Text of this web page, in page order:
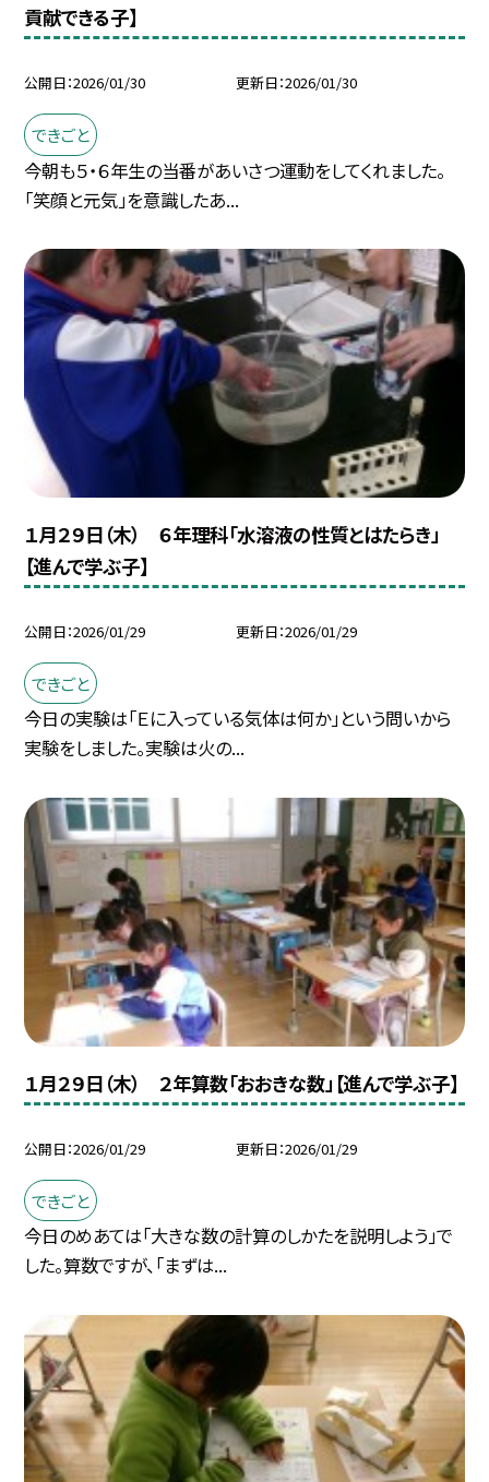
貢献できる子】
公開日 2026/01/30 更新日 2026/01/30
できごと
今朝も５・６年生の当番があいさつ運動をしてくれました。
「笑顔と元気」を意識したあ...
１月２９日（木） ６年理科「水溶液の性質とはたらき」
【進んで学ぶ子】
公開日 2026/01/29 更新日 2026/01/29
できごと
今日の実験は「Ｅに入っている気体は何か」という問いから
実験をしました。実験は火の...
１月２９日（木） ２年算数「おおきな数」【進んで学ぶ子】
公開日 2026/01/29 更新日 2026/01/29
できごと
今日のめあては「大きな数の計算のしかたを説明しよう」で
した。算数ですが、「まずは...